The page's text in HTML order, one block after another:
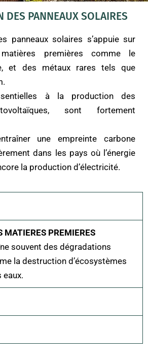
DES PANNEAUX SOLAIRES
panneaux solaires s’appuie sur
matières premières comme le
et des métaux rares tels que
à la production des
sont fortement
une empreinte carbone
dans les pays où l’énergie
la production d’électricité.
MATIERES PREMIERES
souvent des dégradations
la destruction d’écosystèmes
eaux.